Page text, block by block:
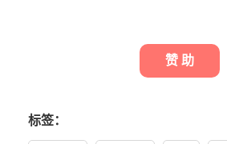
赞 助
标签：